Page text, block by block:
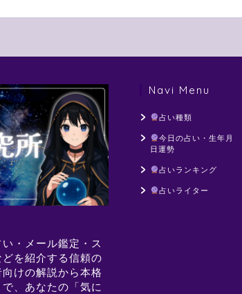
・メール鑑定・ス
を紹介する信頼の
けの解説から本格
、あなたの「気に
Navi Menu
占い種類
今日の占い・生年月
日運勢
占いランキング
占いライター